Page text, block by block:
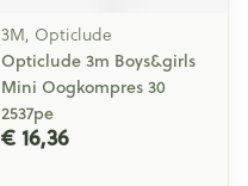
3M, Opticlude
Opticlude 3m Boys&girls
Mini Oogkompres 30
2537pe
€ 16,36